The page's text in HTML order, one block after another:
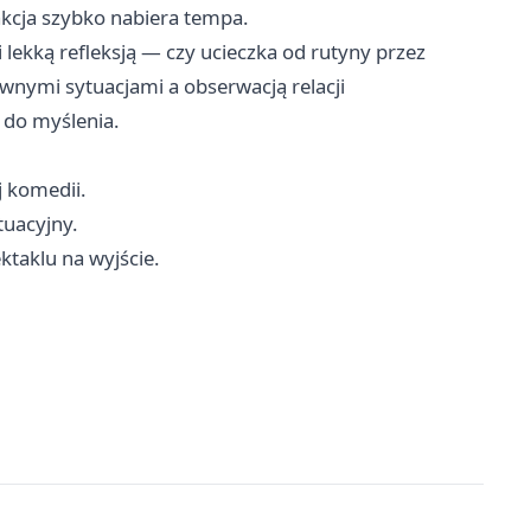
szybko nabiera tempa.
lekką refleksją — czy ucieczka od rutyny przez
sytuacjami a obserwacją relacji
myślenia.
komedii.
na wyjście.